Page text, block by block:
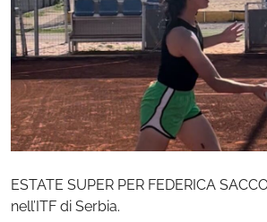
ESTATE SUPER PER FEDERICA
nell’ITF di Serbia.